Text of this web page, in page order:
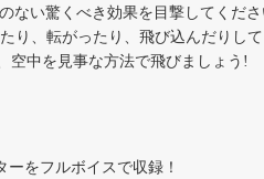
ない驚くべき効果を目撃してくだ
り、転がったり、飛び込んだりし
空中を見事な方法で飛びましょう!
をフルボイスで収録！